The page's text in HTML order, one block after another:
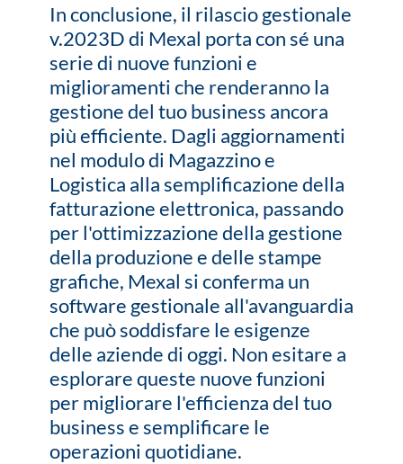
In conclusione, il rilascio gestionale
v.2023D di Mexal porta con sé una
serie di nuove funzioni e
miglioramenti che renderanno la
gestione del tuo business ancora
più efficiente. Dagli aggiornamenti
nel modulo di Magazzino e
Logistica alla semplificazione della
fatturazione elettronica, passando
per l'ottimizzazione della gestione
della produzione e delle stampe
grafiche, Mexal si conferma un
software gestionale all'avanguardia
che può soddisfare le esigenze
delle aziende di oggi. Non esitare a
esplorare queste nuove funzioni
per migliorare l'efficienza del tuo
business e semplificare le
operazioni quotidiane.